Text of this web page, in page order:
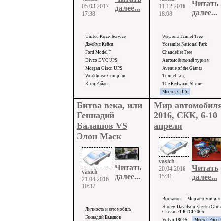
05.03.2017
17:38
далее...
United Parcel Service
Джеймс Кейси
Ford Model T
Divco DVC UPS
Morgan Olson UPS
Workhorse Group Inc
Клод Райан
11.12.2016
18:08
Читать
далее...
Wawona Tunnel Tree
Yosemite National Park
Chandelier Tree
Автомобильный туризм
Avenue of the Giants
Tunnel Log
The Redwood Shrine
Место: США
Битва века, или
Геннадий
Балашов VS
Элон Маск
vasich
21.04.2016
10:37
Читать
далее...
Личность и автомобиль
Геннадий Балашов
Мир
2016, СКК, 6-10
апреля
vasich
20.04.2016
15:31
Читать
далее...
Выставки
Мир автомобиля
Harley-Davidson Electra Glide
Classic FLHTCI 2005
Volvo 1800S
Место: